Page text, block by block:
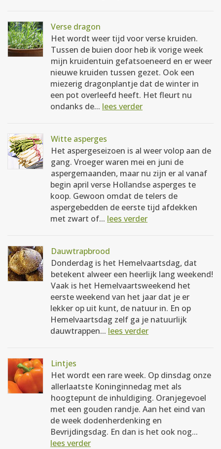
Verse dragon
Het wordt weer tijd voor verse kruiden.
Tussen de buien door heb ik vorige week
mijn kruidentuin gefatsoeneerd en er weer
nieuwe kruiden tussen gezet. Ook een
miezerig dragonplantje dat de winter in
een pot overleefd heeft. Het fleurt nu
ondanks de... lees verder
Witte asperges
Het aspergeseizoen is al weer volop aan de
gang. Vroeger waren mei en juni de
aspergemaanden, maar nu zijn er al vanaf
begin april verse Hollandse asperges te
koop. Gewoon omdat de telers de
aspergebedden de eerste tijd afdekken
met zwart of... lees verder
Dauwtrapbrood
Donderdag is het Hemelvaartsdag, dat
betekent alweer een heerlijk lang weekend!
Vaak is het Hemelvaartsweekend het
eerste weekend van het jaar dat je er
lekker op uit kunt, de natuur in. En op
Hemelvaartsdag zelf ga je natuurlijk
dauwtrappen... lees verder
Lintjes
Het wordt een rare week. Op dinsdag onze
allerlaatste Koninginnedag met als
hoogtepunt de inhuldiging. Oranjegevoel
met een gouden randje. Aan het eind van
de week dodenherdenking en
Bevrijdingsdag. En dan is het ook nog...
lees verder